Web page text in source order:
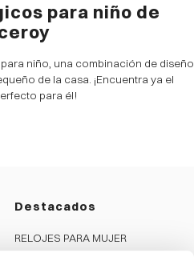
para niño de
niño, una combinación de diseño
de la casa. ¡Encuentra ya el
para él!
Destacados
RELOJES PARA MUJER